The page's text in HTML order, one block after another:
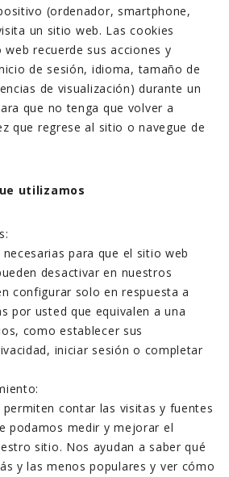
(ordenador, smartphone,
un sitio web. Las cookies
recuerde sus acciones y
de sesión, idioma, tamaño de
de visualización) durante un
que no tenga que volver a
que regrese al sitio o navegue de
utilizamos
para que el sitio web
desactivar en nuestros
configurar solo en respuesta a
por usted que equivalen a una
como establecer sus
iniciar sesión o completar
permiten contar las visitas y fuentes
podamos medir y mejorar el
sitio. Nos ayudan a saber qué
y las menos populares y ver cómo